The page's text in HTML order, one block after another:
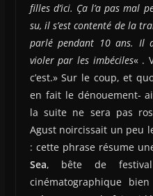
filles d’ici. Ça l’a pas mal
su, il s’est contenté de la
parlé pendant 10 ans. Il
violer par les imbéciles« .
c’est.» Sur le coup, et
en fait le dénouement-
la suite ne sera pas
Agust noircissait un peu
: cette phrase résume
Sea, bête de festival
cinématographique